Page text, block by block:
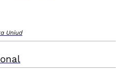
Uniud